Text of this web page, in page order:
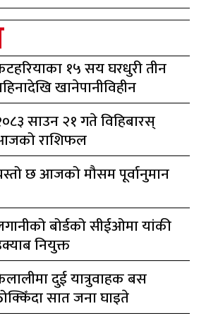
१५ सय घरधुरी तीन
खानेपानीविहीन
साउन २१ गते विहिबारस्
राशिफल
छ आजको मौसम पूर्वानुमान
बोर्डको सीईओमा यांकी
नियुक्त
दुई यात्रुवाहक बस
सात जना घाइते